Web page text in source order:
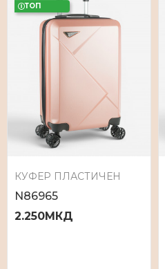
ТОП
КУФЕР ПЛАСТИЧЕН
N86965
2.250МКД